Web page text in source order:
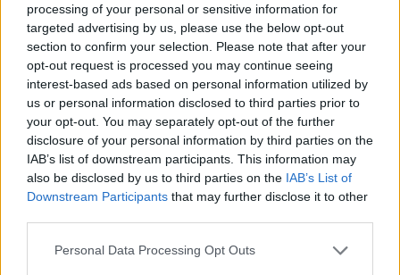
processing of your personal or sensitive information for
targeted advertising by us, please use the below opt-out
section to confirm your selection. Please note that after your
opt-out request is processed you may continue seeing
interest-based ads based on personal information utilized by
us or personal information disclosed to third parties prior to
your opt-out. You may separately opt-out of the further
disclosure of your personal information by third parties on the
IAB’s list of downstream participants. This information may
also be disclosed by us to third parties on the IAB’s List of
Downstream Participants that may further disclose it to other
Please note that this website/app uses one or more Google
Personal Data Processing Opt Outs
Σε σχετική επιστολή της η ΑΕΔΥ αναφέρει,
επίσης: «Μπροστά μας έχουμε την
Πανελλαδική, πανδημοσιοϋπαλληλική
απεργία της 13ης Μαΐου, με όλα τα αιτήματά
μας, που αφορούν τους μισθούς μας, τα
μέτρα αντιμετώπισης της ακρίβειας και των
γενικότερων επιπτώσεων των πολεμικών
εξελίξεων, τις ελαστικές σχέσεις εργασίας
και την απαίτηση μονιμοποίησης των
συμβασιούχων, το πειθαρχικό, την εξαγγελία
για τη συνταγματική αναθεώρηση και την